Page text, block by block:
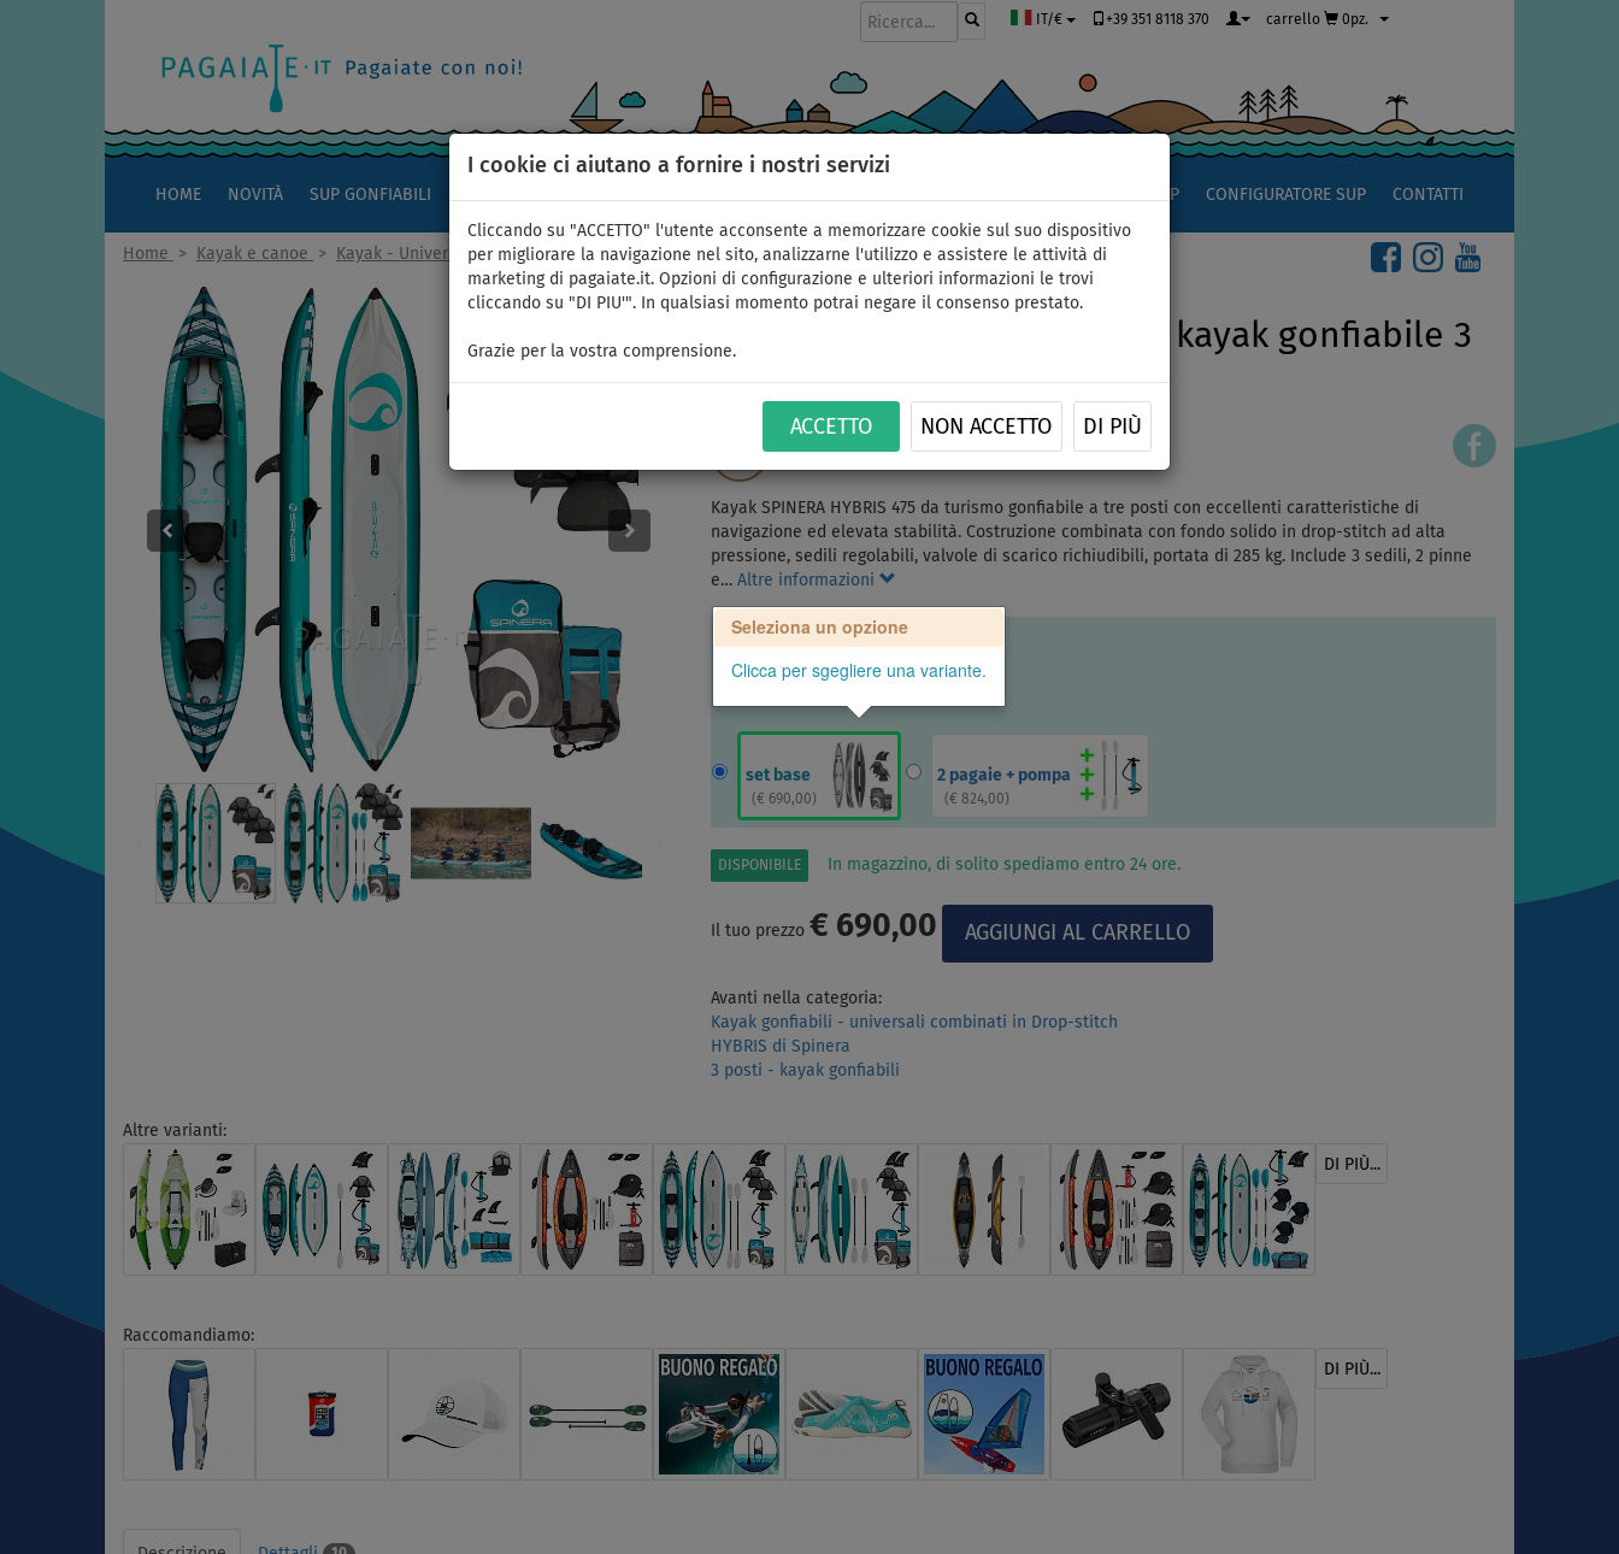
I cookie ci aiutano a fornire i nostri servizi
Cliccando su "ACCETTO" l'utente acconsente a memorizzare cookie sul suo dispositivo
per migliorare la navigazione nel sito, analizzarne l'utilizzo e assistere le attività di
marketing di pagaiate.it. Opzioni di configurazione e ulteriori informazioni le trovi
cliccando su "DI PIU'". In qualsiasi momento potrai negare il consenso prestato.
Grazie per la vostra comprensione.
ACCETTO NON ACCETTO DI PIÙ
IT/€ +39 351 8118 370 carrello 0pz.
HOME NOVITÀ SUP GONFIABILI APPROCCIO AL SUP CONFIGURATORE SUP CONTATTI
Home > Kayak e canoe > Kayak - Universali combinati
Kayak SPINERA HYBRIS 475 - kayak gonfiabile 3
posti - opzione: set base
Kayak SPINERA HYBRIS 475 da turismo gonfiabile a tre posti con eccellenti caratteristiche di
navigazione ed elevata stabilità. Costruzione combinata con fondo solido in drop-stitch ad alta
pressione, sedili regolabili, valvole di scarico richiudibili, portata di 285 kg. Include 3 sedili, 2 pinne
e… Altre informazioni
Seleziona un opzione
Clicca per sgegliere una variante.
set base
(€ 690,00)
2 pagaie + pompa
(€ 824,00)
DISPONIBILE In magazzino, di solito spediamo entro 24 ore.
Il tuo prezzo € 690,00
Avanti nella categoria:
Kayak gonfiabili - universali combinati in Drop-stitch
HYBRIS di Spinera
3 posti - kayak gonfiabili
Altre varianti:
DI PIÙ...
Raccomandiamo:
DI PIÙ...